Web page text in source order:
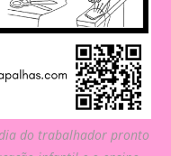
do trabalhador pronto